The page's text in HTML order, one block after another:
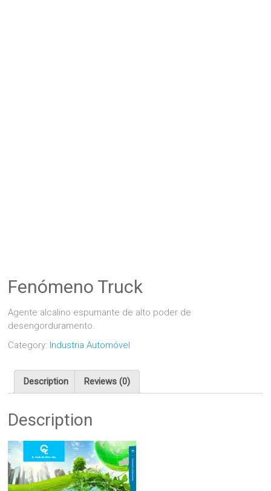
Fenómeno Truck
Agente alcalino espumante de alto poder de
desengorduramento.
Category: Industria Automóvel
Description Reviews (0)
Description